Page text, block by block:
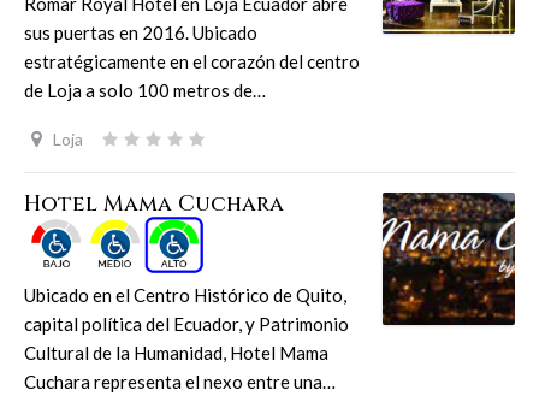
sus puertas en 2016. Ubicado
estratégicamente en el corazón del centro
de Loja a solo 100 metros de…
Loja
Hotel Mama Cuchara
Ubicado en el Centro Histórico de Quito,
capital política del Ecuador, y Patrimonio
Cultural de la Humanidad, Hotel Mama
Cuchara representa el nexo entre una…